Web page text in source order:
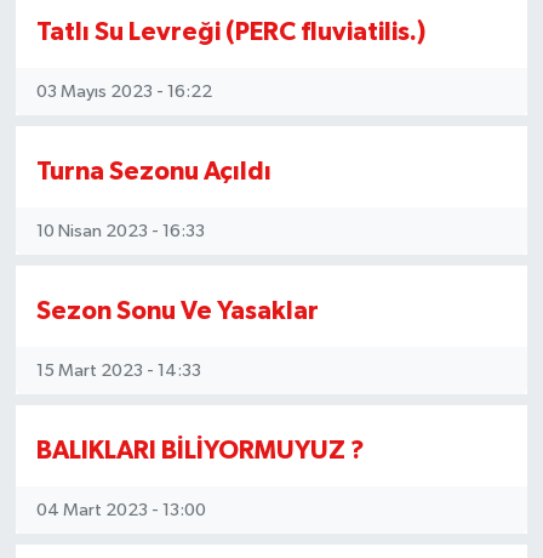
Tatlı Su Levreği (PERC fluviatilis.)
03 Mayıs 2023 - 16:22
Turna Sezonu Açıldı
10 Nisan 2023 - 16:33
Sezon Sonu Ve Yasaklar
15 Mart 2023 - 14:33
BALIKLARI BİLİYORMUYUZ ?
04 Mart 2023 - 13:00